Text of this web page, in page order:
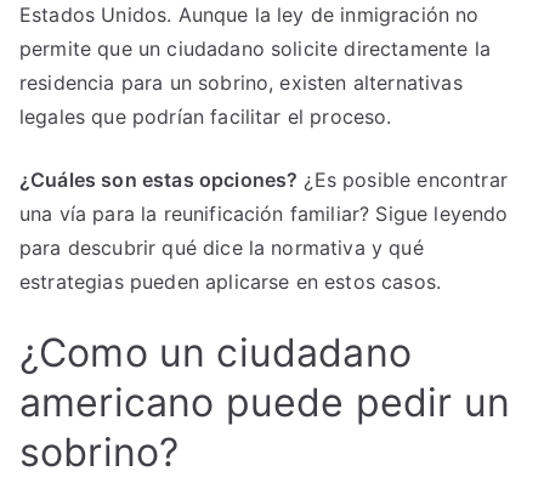
Estados Unidos. Aunque la ley de inmigración no
permite que un ciudadano solicite directamente la
residencia para un sobrino, existen alternativas
legales que podrían facilitar el proceso.
¿Cuáles son estas opciones? ¿Es posible encontrar
una vía para la reunificación familiar? Sigue leyendo
para descubrir qué dice la normativa y qué
estrategias pueden aplicarse en estos casos.
¿Como un ciudadano
americano puede pedir un
sobrino?